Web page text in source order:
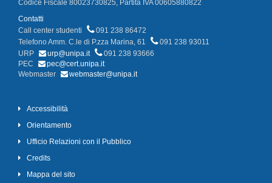
Codice Fiscale 80023730825, Partita IVA 00605880822
Contatti
Call center studenti
091 238 86472
Telefono Amm. C.le di P.zza Marina, 61
091 238 93011
URP
urp@unipa.it
091 238 93666
PEC
pec@cert.unipa.it
Webmaster
webmaster@unipa.it
Accessibilità
Orientamento
Ufficio Relazioni con il Pubblico
Credits
Mappa del sito